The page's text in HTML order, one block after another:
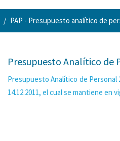
PAP - Presupuesto analítico de
Presupuesto Analítico de
Presupuesto Analítico de Personal
14.12.2011, el cual se mantiene en